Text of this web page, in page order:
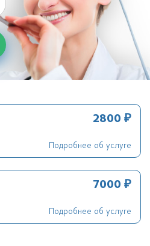
2800 ₽
Подробнее об услуге
7000 ₽
Подробнее об услуге